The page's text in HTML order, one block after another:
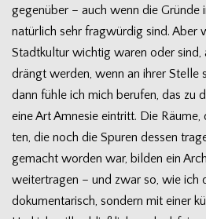
gegen­über – auch wenn die Gründe
natür­lich sehr frag­wür­dig sind. Aber
Stadt­kul­tur wich­tig waren oder
drängt wer­den, wenn an ihrer Stelle
dann fühle ich mich beru­fen, das zu
eine Art Amne­sie ein­tritt. Die
ten, die noch die Spu­ren des­sen
gemacht wor­den war, bil­den ein
wei­ter­tra­gen – und zwar so, wie ich
doku­men­ta­risch, son­dern mit einer